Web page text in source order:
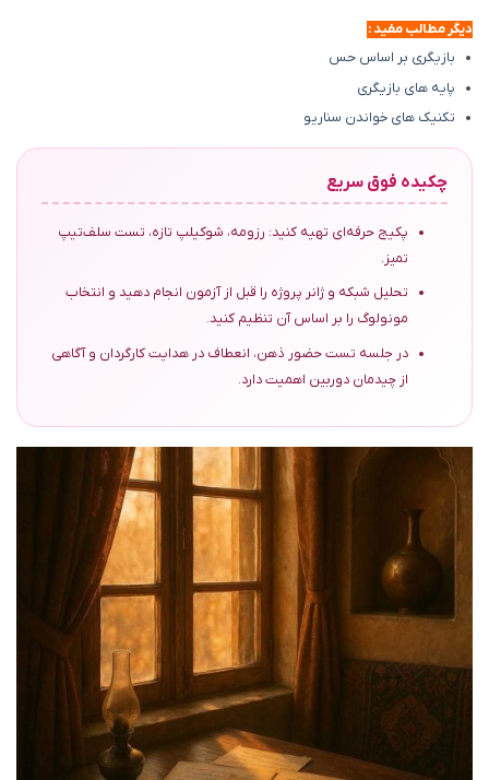
دیگر مطالب مفید :
بازیگری بر اساس حس
پایه های بازیگری
تکنیک های خواندن سناریو
چکیده فوق سریع
پکیج حرفه‌ای تهیه کنید: رزومه، شوکیلپ تازه، تست سلف‌تیپ
تمیز.
تحلیل شبکه و ژانر پروژه را قبل از آزمون انجام دهید و انتخاب
مونولوگ را بر اساس آن تنظیم کنید.
در جلسه تست حضور ذهن، انعطاف در هدایت کارگردان و آگاهی
از چیدمان دوربین اهمیت دارد.